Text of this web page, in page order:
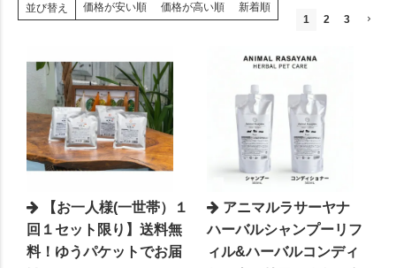
並び替え 価格が安い順 価格が高い順 新着順
1 2 3
【お一人様(一世帯）１
回１セット限り】送料無
料！ゆうパケットでお届
アニマルラサーヤナ
ハーバルシャンプーリフ
ィル&ハーバルコンディ